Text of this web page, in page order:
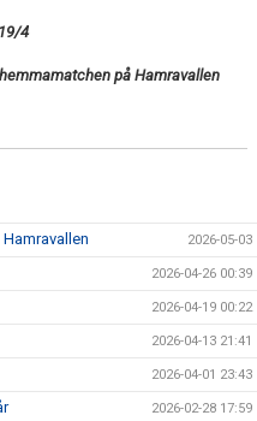
4
på Hamravallen
2026-05-03
2026-04-26 00:39
2026-04-19 00:22
2026-04-13 21:41
2026-04-01 23:43
2026-02-28 17:59